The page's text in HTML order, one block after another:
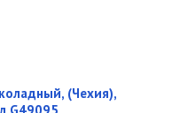
(Чехия),